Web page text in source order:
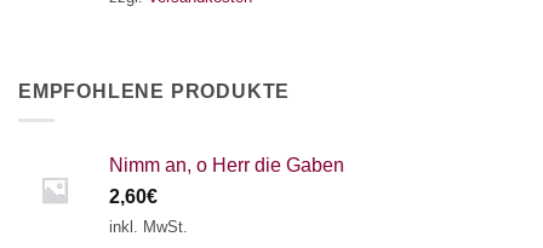
EMPFOHLENE PRODUKTE
Nimm an, o Herr die Gaben
2,60€
inkl. MwSt.